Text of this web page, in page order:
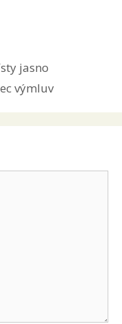
jasno
výmluv